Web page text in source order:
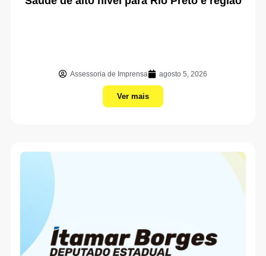
Assessoria de Imprensa agosto 5, 2026
Ver mais